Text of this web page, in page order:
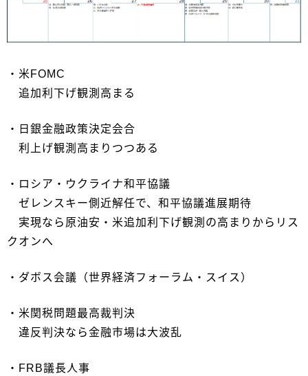
・米FOMC
追加利下げ観測高まる
・日銀金融政策決定会合
利上げ観測高まりつつある
・ロシア・ウクライナ和平協議
ゼレンスキー側近解任で、和平協議進展期待
実現なら原油安・米追加利下げ観測の高まりからリス
クオンへ
・ダボス会議（世界経済フォーラム・スイス）
・米関税問題最高裁判決
違反判決なら金融市場は大波乱
・FRB議長人事